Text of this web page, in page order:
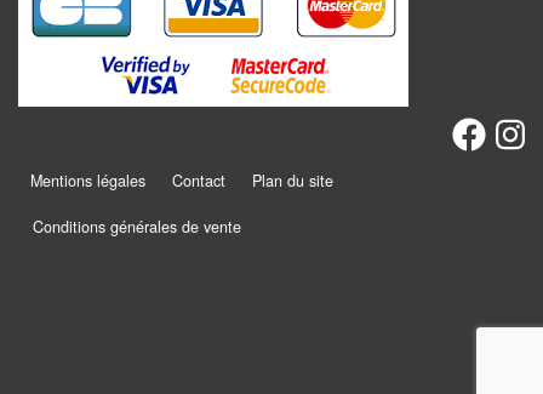
Coopératif
Gestion
Game
/
Mentions légales Contact Plan du site
Conditions générales de vente